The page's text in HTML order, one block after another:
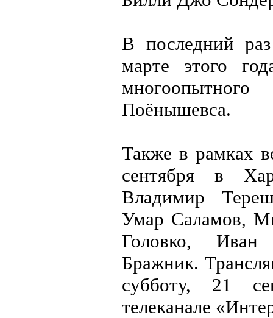
В последний
марте этого
Поёнышевса.
Также в рамках
сентября в
Владимир
Умар Саламов,
Головко,
Бражник.
субботу, 21
телеканале